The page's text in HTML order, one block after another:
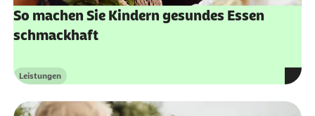
So machen Sie Kindern gesundes Essen
schmackhaft
Kategorie
Leistungen